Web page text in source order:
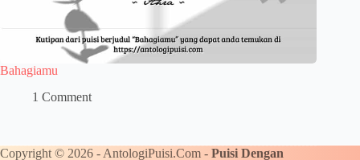
Bahagiamu
1 Comment
Copyright © 2026 - AntologiPuisi.Com - Puisi Dengan